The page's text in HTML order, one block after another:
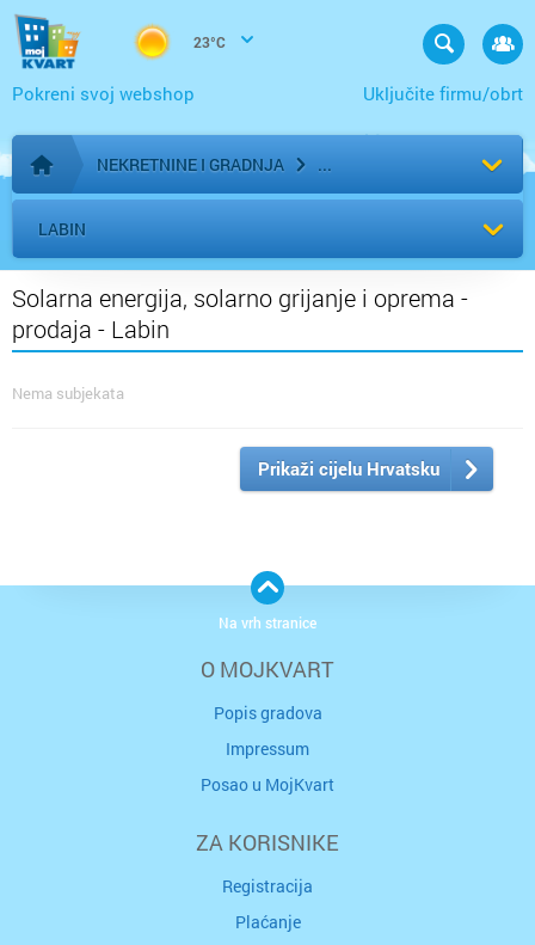
23°C
Uključite firmu/obrt
Pokreni svoj webshop
Početna stranica
NEKRETNINE I GRADNJA
LABIN
Solarna energija, solarno grijanje i oprema -
prodaja - Labin
Nema subjekata
Prikaži cijelu Hrvatsku
O MOJKVART
Popis gradova
Impressum
Posao u MojKvart
ZA KORISNIKE
Registracija
Plaćanje
Na vrh stranice